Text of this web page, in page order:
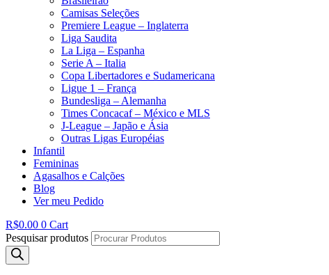
Camisas Seleções
Premiere League – Inglaterra
Liga Saudita
La Liga – Espanha
Serie A – Italia
Copa Libertadores e Sudamericana
Ligue 1 – França
Bundesliga – Alemanha
Times Concacaf – México e MLS
J-League – Japão e Ásia
Outras Ligas Européias
Infantil
Femininas
Agasalhos e Calções
Blog
Ver meu Pedido
R$0.00 0 Cart
Pesquisar produtos